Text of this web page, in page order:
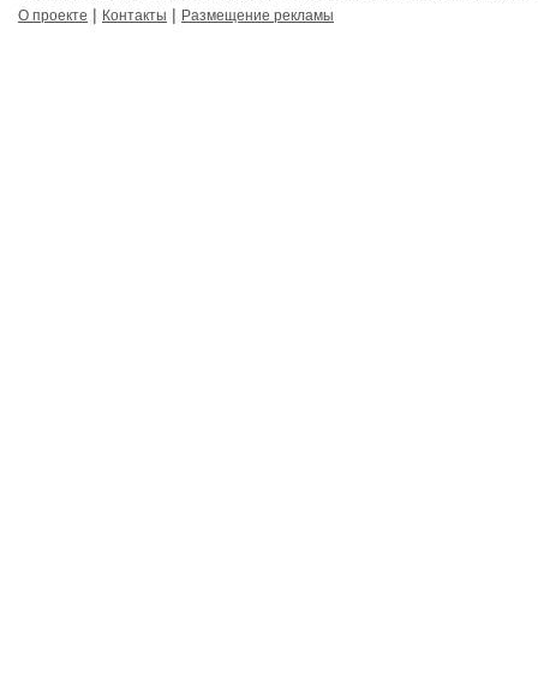
О проекте | Контакты | Размещение рекламы